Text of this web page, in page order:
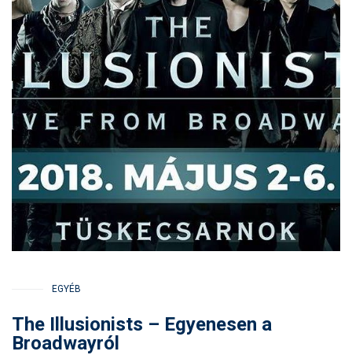
EGYÉB
The Illusionists – Egyenesen a
Broadwayról